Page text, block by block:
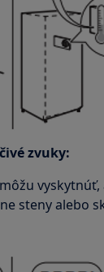
zvuky:
steny alebo